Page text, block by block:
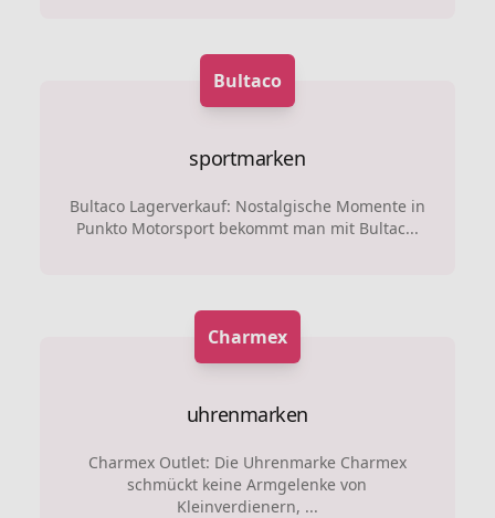
Bultaco
sportmarken
Bultaco Lagerverkauf: Nostalgische Momente in
Punkto Motorsport bekommt man mit Bultac...
Charmex
uhrenmarken
Charmex Outlet: Die Uhrenmarke Charmex
schmückt keine Armgelenke von
Kleinverdienern, ...